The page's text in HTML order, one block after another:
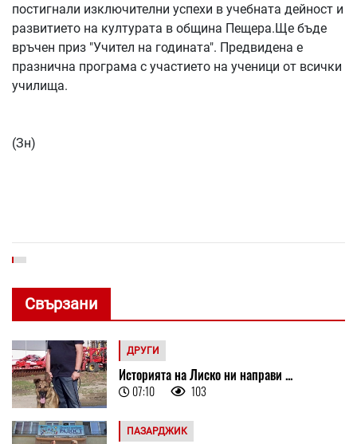
постигнали изключителни успехи в учебната дейност и
развитието на културата в община Пещера.Ще бъде
връчен приз "Учител на годината". Предвидена е
празнична програма с участието на ученици от всички
училища.
(Зн)
Свързани
ДРУГИ
Историята на Лиско ни направи ...
07:10 103
ПАЗАРДЖИК